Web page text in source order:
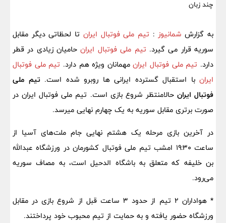
به گزارش شمانیوز : تیم ملی فوتبال ایران تا لحظاتی دیگر مقابل
سوریه قرار می گیرد. تیم ملی فوتبال ایران حامیان زیادی در قطر
دارد. تیم ملی فوتبال ایرانمهمانان ویژه هم دارد. تیم ملی فوتبال
ایران با استقبال گسترده ایرانی ها روبرو شده است.تیم ملی
فوتبال ایران حالامنتظر شروع بازی است. تیم ملی فوتبال ایران در
صورت برتری مقابل سوریه به یک چهارم نهایی میرسد.
در آخرین بازی مرحله یک هشتم نهایی جام ملت‌های آسیا از
ساعت ۱۹:۳۰ امشب تیم ملی فوتبال کشورمان در ورزشگاه عبدالله
بن خلیفه که متعلق به باشگاه الدحیل است، به مصاف سوریه
می‌رود.
* هواداران ۲ تیم از حدود ۳ ساعت قبل از شروع بازی در مقابل
ورزشگاه حضور یافته و به حمایت از تیم محبوب خود پرداختند.